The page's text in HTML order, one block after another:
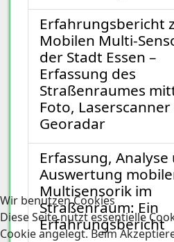
Erfahrungsbericht
Mobilen Multi-
der Stadt Essen –
Erfassung des
Straßenraumes
Foto,
Georadar
Erfassung, Analyse
Auswertung
Multisensorik im
Straßenraum: Ein
Erfahrungsbericht
Wir benutzen Cookies
Diese Seite nutzt essentielle
Cookie angelegt. Beim